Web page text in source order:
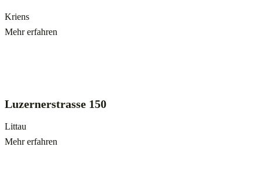
Kriens
Mehr erfahren
Luzernerstrasse 150
Littau
Mehr erfahren